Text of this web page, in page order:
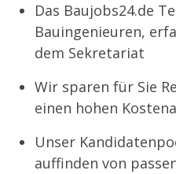
Das Baujobs24.de
Bauingenieuren,
dem Sekretariat
Wir sparen für Sie
einen hohen
Unser
auffinden von